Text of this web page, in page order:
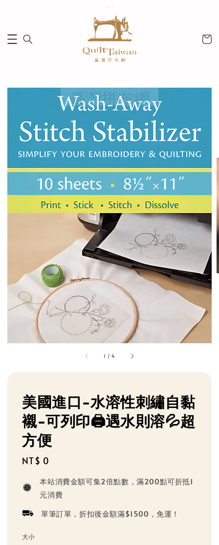
1 /4
美國進口-水溶性刺繡自黏
襯-可列印🖨️遇水則溶💦超
方便
Regular
NT$ 0
本站消費金額可集2倍點數，滿200點可折抵1
元消費
單筆訂單，折扣後金額滿$1500，免運！
大小